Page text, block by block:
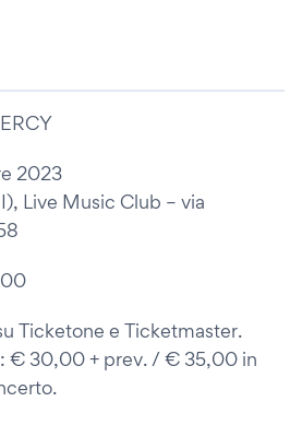
2023
Live Music Club – via
Ticketone e Ticketmaster.
€ 30,00 + prev. / € 35,00 in